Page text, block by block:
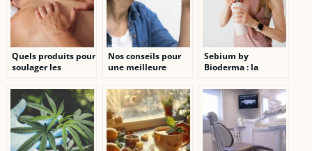
Quels produits pour
soulager les
musculaires ?
Nos conseils pour
une meilleure
CBD
Sebium by
Bioderma : la
une peau saine et
equilibree